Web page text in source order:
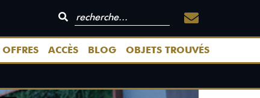
OFFRES ACCÈS BLOG OBJETS TROUVÉS